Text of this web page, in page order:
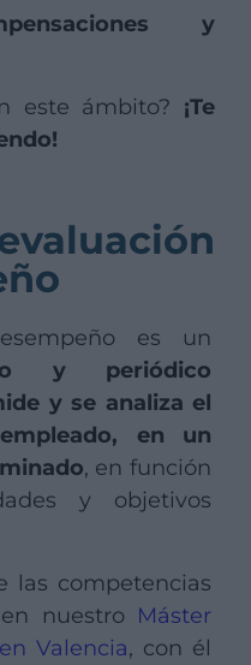
y
este ámbito? ¡Te
es un
y periódico
y se analiza el
en un
, en función
y objetivos
las competencias
nuestro Máster
Valencia, con él